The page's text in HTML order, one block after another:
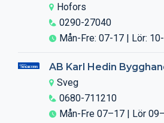
Hofors
0290-27040
Mån-Fre: 07-17 | Lör:
AB Karl Hedin
Sveg
0680-711210
Mån-Fre 07–17 | Lör